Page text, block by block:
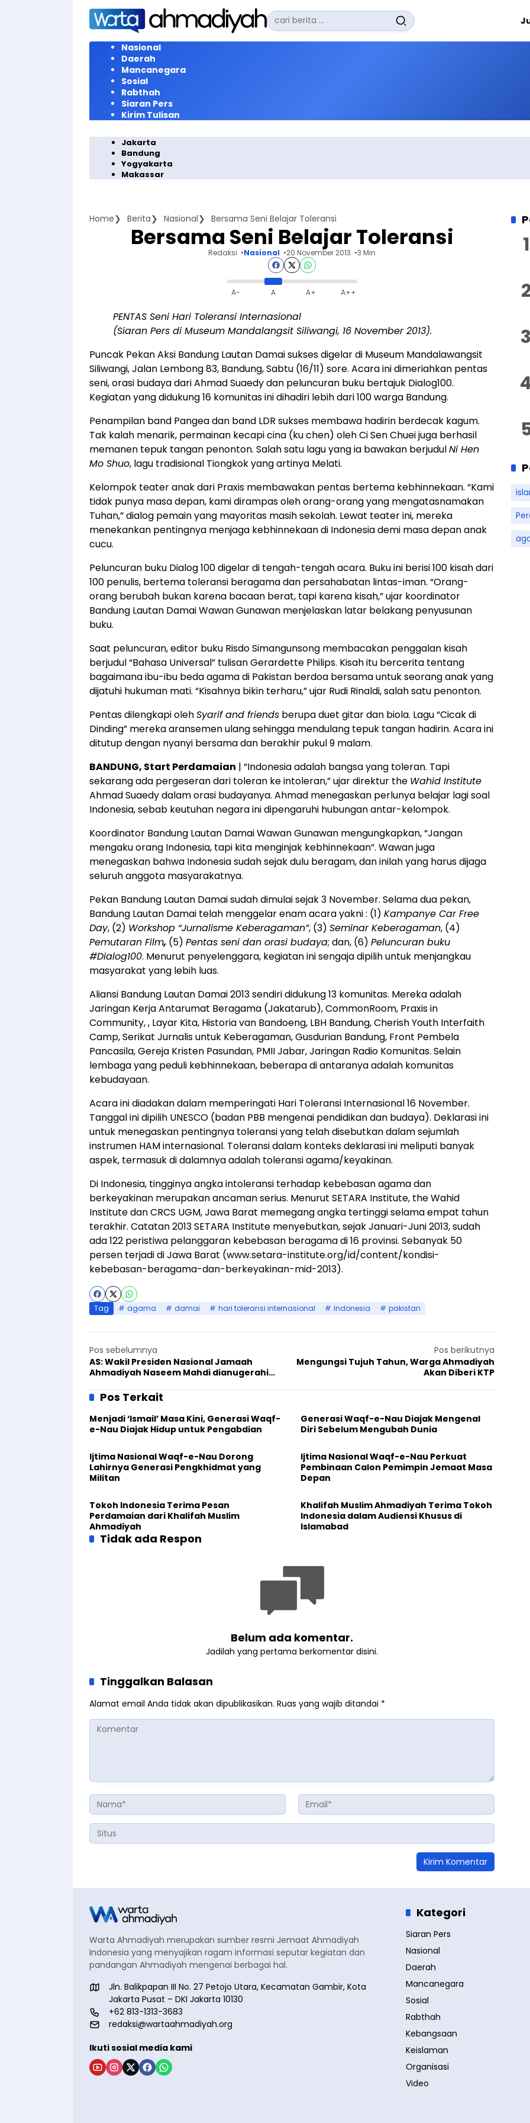
Langsung
konten
Pencarian
untuk:
Nasional
Daerah
Mancanegara
Sosial
Rabthah
Siaran Pers
Kirim Tulisan
Jakarta
Bandung
Yogyakarta
Makassar
Home Berita Nasional Bersama Seni Belajar Toleransi
Bersama Seni Belajar Toleransi
Redaksi Nasional 20 November 2013 3 Min
A- A A+ A++
PENTAS Seni Hari Toleransi Internasional
(Siaran Pers di Museum Mandalangsit Siliwangi, 16 November 2013).
Puncak Pekan Aksi Bandung Lautan Damai sukses digelar di Museum Mandalawangsit
Siliwangi, Jalan Lembong 83, Bandung, Sabtu (16/11) sore. Acara ini dimeriahkan pentas
seni, orasi budaya dari Ahmad Suaedy dan peluncuran buku bertajuk Dialog100.
Kegiatan yang didukung 16 komunitas ini dihadiri lebih dari 100 warga Bandung.
Penampilan band Pangea dan band LDR sukses membawa hadirin berdecak kagum.
Tak kalah menarik, permainan kecapi cina (ku chen) oleh Ci Sen Chuei juga berhasil
memanen tepuk tangan penonton. Salah satu lagu yang ia bawakan berjudulNi Hen
Mo Shuo, lagu tradisional Tiongkok yang artinya Melati.
Kelompok teater anak dari Praxis membawakan pentas bertema kebhinnekaan. “Kami
tidak punya masa depan, kami dirampas oleh orang-orang yang mengatasnamakan
Tuhan,” dialog pemain yang mayoritas masih sekolah. Lewat teater ini, mereka
menekankan pentingnya menjaga kebhinnekaan di Indonesia demi masa depan anak
cucu.
Peluncuran buku Dialog 100 digelar di tengah-tengah acara. Buku ini berisi 100 kisah dari
100 penulis, bertema toleransi beragama dan persahabatan lintas-iman. “Orang-
orang berubah bukan karena bacaan berat, tapi karena kisah,” ujar koordinator
Bandung Lautan Damai Wawan Gunawan menjelaskan latar belakang penyusunan
buku.
Saat peluncuran, editor buku Risdo Simangunsong membacakan penggalan kisah
berjudul “Bahasa Universal” tulisan Gerardette Philips. Kisah itu bercerita tentang
bagaimana ibu-ibu beda agama di Pakistan berdoa bersama untuk seorang anak yang
dijatuhi hukuman mati. “Kisahnya bikin terharu,” ujar Rudi Rinaldi, salah satu penonton.
Pentas dilengkapi olehSyarif and friends berupa duet gitar dan biola. Lagu “Cicak di
Dinding” mereka aransemen ulang sehingga mendulang tepuk tangan hadirin. Acara ini
ditutup dengan nyanyi bersama dan berakhir pukul 9 malam.
BANDUNG, Start Perdamaian | “Indonesia adalah bangsa yang toleran. Tapi
sekarang ada pergeseran dari toleran ke intoleran,” ujar direktur the Wahid Institute
Ahmad Suaedy dalam orasi budayanya. Ahmad menegaskan perlunya belajar lagi soal
Indonesia, sebab keutuhan negara ini dipengaruhi hubungan antar-kelompok.
Koordinator Bandung Lautan Damai Wawan Gunawan mengungkapkan, “Jangan
mengaku orang Indonesia, tapi kita menginjak kebhinnekaan”. Wawan juga
menegaskan bahwa Indonesia sudah sejak dulu beragam, dan inilah yang harus dijaga
seluruh anggota masyarakatnya.
Pekan Bandung Lautan Damai sudah dimulai sejak 3 November. Selama dua pekan,
Bandung Lautan Damai telah menggelar enam acara yakni : (1) Kampanye Car Free
Day, (2) Workshop “Jurnalisme Keberagaman”, (3) Seminar Keberagaman, (4)
Pemutaran Film, (5) Pentas seni dan orasi budaya; dan, (6) Peluncuran buku
#Dialog100. Menurut penyelenggara, kegiatan ini sengaja dipilih untuk menjangkau
masyarakat yang lebih luas.
Aliansi Bandung Lautan Damai 2013 sendiri didukung 13 komunitas. Mereka adalah
Jaringan Kerja Antarumat Beragama (Jakatarub), CommonRoom, Praxis in
Community, , Layar Kita, Historia van Bandoeng, LBH Bandung, Cherish Youth Interfaith
Camp, Serikat Jurnalis untuk Keberagaman, Gusdurian Bandung, Front Pembela
Pancasila, Gereja Kristen Pasundan, PMII Jabar, Jaringan Radio Komunitas. Selain
lembaga yang peduli kebhinnekaan, beberapa di antaranya adalah komunitas
kebudayaan.
Acara ini diadakan dalam memperingati Hari Toleransi Internasional 16 November.
Tanggal ini dipilih UNESCO (badan PBB mengenai pendidikan dan budaya). Deklarasi ini
untuk menegaskan pentingnya toleransi yang telah disebutkan dalam sejumlah
instrumen HAM internasional. Toleransi dalam konteks deklarasi ini meliputi banyak
aspek, termasuk di dalamnya adalah toleransi agama/keyakinan.
Di Indonesia, tingginya angka intoleransi terhadap kebebasan agama dan
berkeyakinan merupakan ancaman serius. Menurut SETARA Institute, the Wahid
Institute dan CRCS UGM, Jawa Barat memegang angka tertinggi selama empat tahun
terakhir. Catatan 2013 SETARA Institute menyebutkan, sejak Januari-Juni 2013, sudah
ada 122 peristiwa pelanggaran kebebasan beragama di 16 provinsi. Sebanyak 50
persen terjadi di Jawa Barat (www.setara-institute.org/id/content/kondisi-
kebebasan-beragama-dan-berkeyakinan-mid-2013).
Tag agama damai hari toleransi internasional Indonesia pakistan
Pos sebelumnya
AS: Wakil Presiden Nasional Jamaah
Ahmadiyah Naseem Mahdi dianugerahi
Pos berikutnya
Mengungsi Tujuh Tahun, Warga Ahmadiyah
Akan Diberi KTP
Pos Terkait
Menjadi ‘Ismail’ Masa Kini, Generasi Waqf-
e-Nau Diajak Hidup untuk Pengabdian
Generasi Waqf-e-Nau Diajak Mengenal
Diri Sebelum Mengubah Dunia
Ijtima Nasional Waqf-e-Nau Dorong
Lahirnya Generasi Pengkhidmat yang
Militan
Ijtima Nasional Waqf-e-Nau Perkuat
Pembinaan Calon Pemimpin Jemaat Masa
Depan
Tokoh Indonesia Terima Pesan
Perdamaian dari Khalifah Muslim
Ahmadiyah
Khalifah Muslim Ahmadiyah Terima Tokoh
Indonesia dalam Audiensi Khusus di
Islamabad
Tidak ada Respon
Belum ada komentar.
Jadilah yang pertama berkomentar disini.
Tinggalkan Balasan
Alamat email Anda tidak akan dipublikasikan. Ruas yang wajib ditandai *
Warta Ahmadiyah merupakan sumber resmi Jemaat Ahmadiyah
Indonesia yang menyajikan ragam informasi seputar kegiatan dan
pandangan Ahmadiyah mengenai berbagai hal.
Jln. Balikpapan III No. 27 Petojo Utara, Kecamatan Gambir, Kota
Jakarta Pusat – DKI Jakarta 10130
+62 813-1313-3683
redaksi@wartaahmadiyah.org
Ikuti sosial media kami
Kategori
Siaran Pers
Nasional
Daerah
Mancanegara
Sosial
Rabthah
Kebangsaan
Keislaman
Organisasi
Video